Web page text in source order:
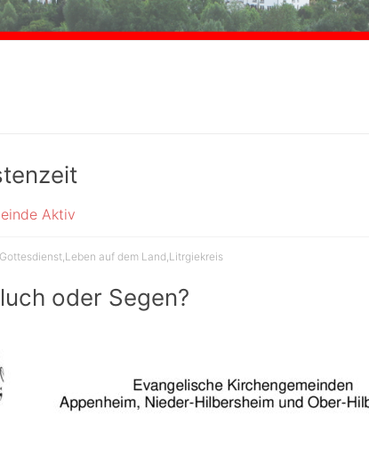
Aktiv
Gottesdienst Leben auf dem Land Litrgiekreis
oder Segen?